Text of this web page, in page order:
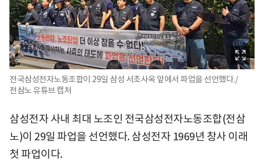
전국삼성전자노동조합이 29일 삼성 서초사옥 앞에서 파업을 선언했다./
전삼노 유튜브 캡처
삼성전자 사내 최대 노조인 전국삼성전자노동조합(전삼
노)이 29일 파업을 선언했다. 삼성전자 1969년 창사 이래
첫 파업이다.